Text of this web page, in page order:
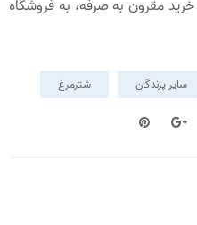
مقرون به صرفه، به فروشگاه
سایر پرندگان شترمرغ